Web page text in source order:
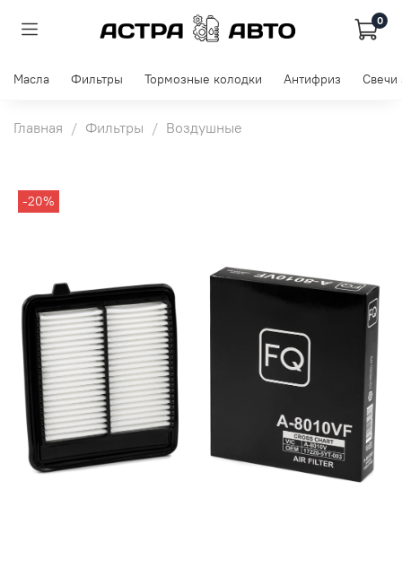
0
Масла Фильтры Тормозные колодки Антифриз Свечи
Главная Фильтры Воздушные
-20%